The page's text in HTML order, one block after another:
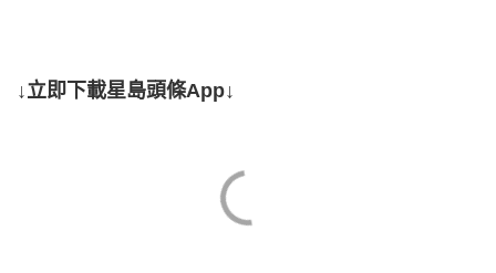
↓立即下載星島頭條App↓